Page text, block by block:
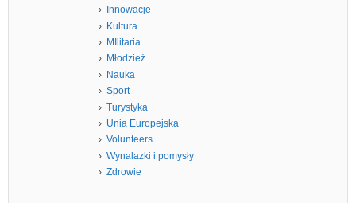
Innowacje
Kultura
MIlitaria
Młodzież
Nauka
Sport
Turystyka
Unia Europejska
Volunteers
Wynalazki i pomysły
Zdrowie